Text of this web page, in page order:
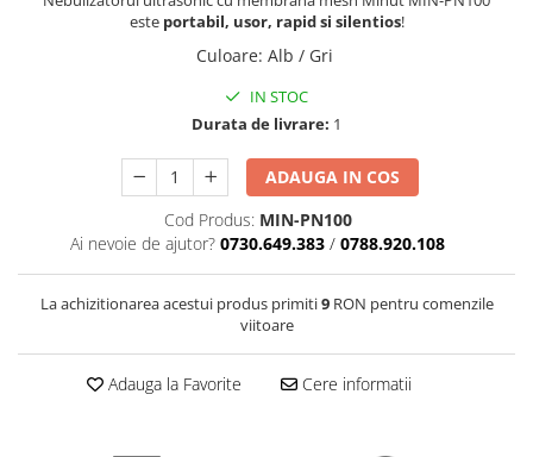
este portabil, usor, rapid si silentios!
Culoare: Alb / Gri
IN STOC
Durata de livrare: 1
ADAUGA IN COS
Cod Produs: MIN-PN100
Ai nevoie de ajutor? 0730.649.383 / 0788.920.108
La achizitionarea acestui produs primiti9RON pentru comenzile
viitoare
Adauga la Favorite Cere informatii